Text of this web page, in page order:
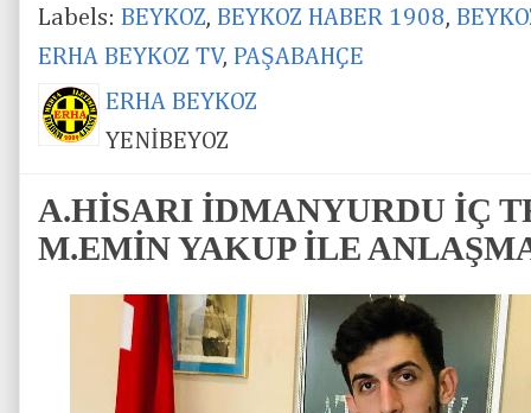
Labels: BEYKOZ, BEYKOZ HABER 1908,
ERHA BEYKOZ TV, PAŞABAHÇE
ERHA BEYKOZ
YENİBEYOZ
A.HİSARI İDMANYURDU İÇ
M.EMİN YAKUP İLE